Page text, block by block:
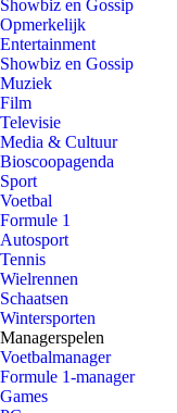
Showbiz en Gossip
Opmerkelijk
Entertainment
Showbiz en Gossip
Muziek
Film
Televisie
Media & Cultuur
Bioscoopagenda
Sport
Voetbal
Formule 1
Autosport
Tennis
Wielrennen
Schaatsen
Wintersporten
Managerspelen
Voetbalmanager
Formule 1-manager
Games